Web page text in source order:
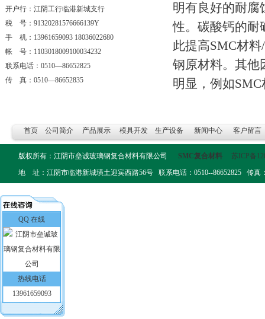
开户行：江阴工行临港新城支行
税 号：91320281576666139Y
手 机：13961659093 18036022680
帐 号：1103018009100034232
联系电话：0510—86652825
传 真：0510—86652835
明有良好的耐腐
性。碳酸钙的耐
此提高SMC材
钢原材料。其他
明显，例如
首页 公司简介 产品展示 模具开发 生产设备 新闻中心 客户留言
版权所有：江阴市垒诚玻璃钢复合材料有限公司 SMC复合材料
苏ICP备
地 址：江阴市临港新城璜土迎宾西路56号 联系电话：0510--86652825 传真
QQ 在线
热线电话
13961659093